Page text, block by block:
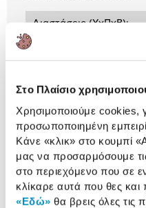
Στο Πλαίσιο
Χρησιμοποιούμε cookies,
προσωποποιημένη
Κάνε «κλικ» στο κουμπί
μας να προσαρμόσουμε
στο περιεχόμενο που σε
κλίκαρε αυτά που θες και
«Εδώ» θα βρεις όλες τις
Διαστάσεις (ΥxΠxΒ):
Προδιαγραφές
προϊόντος
Χαρακτηριστικά
Αξιολογήσεις
Αξιολογήσεις